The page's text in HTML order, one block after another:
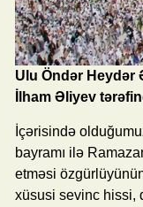
Ulu Öndər Heydər
İlham Əliyev
İçərisində
bayramı ilə
etməsi
xüsusi sevinc hissi,